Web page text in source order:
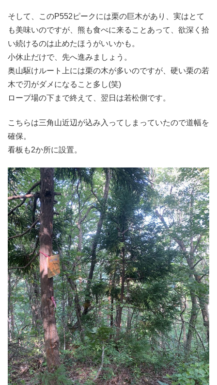
そして、このP552ピークには栗の巨木があり、実はとて
も美味いのですが、熊も食べに来ることあって、欲深く拾
い続けるのは止めたほうがいいかも。
小休止だけで、先へ進みましょう。
奥山駆けルート上には栗の木が多いのですが、硬い栗の若
木で刃がダメになること多し(笑)
ロープ場の下まで終えて、翌日は若松側です。
こちらは三角山近辺が込み入ってしまっていたので道幅を
確保。
看板も2か所に設置。